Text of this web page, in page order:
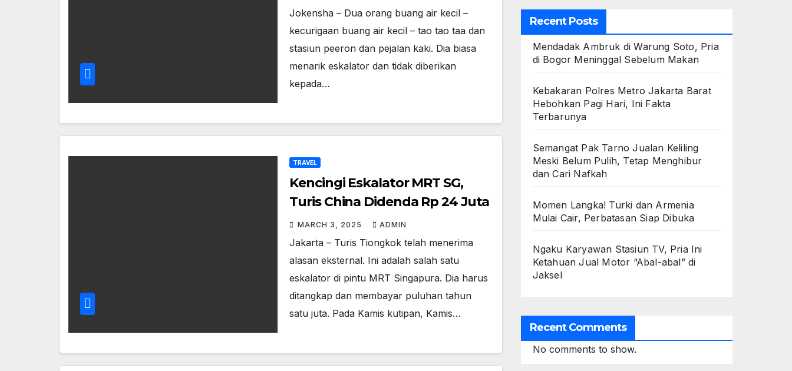
Jokensha – Dua orang buang air kecil –
kecurigaan buang air kecil – tao tao taa dan
stasiun peeron dan pejalan kaki. Dia biasa
menarik eskalator dan tidak diberikan
kepada…
TRAVEL
Kencingi Eskalator MRT SG,
Turis China Didenda Rp 24 Juta
MARCH 3, 2025 ADMIN
Jakarta – Turis Tiongkok telah menerima
alasan eksternal. Ini adalah salah satu
eskalator di pintu MRT Singapura. Dia harus
ditangkap dan membayar puluhan tahun
satu juta. Pada Kamis kutipan, Kamis…
Recent Posts
Mendadak Ambruk di Warung Soto, Pria
di Bogor Meninggal Sebelum Makan
Kebakaran Polres Metro Jakarta Barat
Hebohkan Pagi Hari, Ini Fakta
Terbarunya
Semangat Pak Tarno Jualan Keliling
Meski Belum Pulih, Tetap Menghibur
dan Cari Nafkah
Momen Langka! Turki dan Armenia
Mulai Cair, Perbatasan Siap Dibuka
Ngaku Karyawan Stasiun TV, Pria Ini
Ketahuan Jual Motor “Abal-abal” di
Jaksel
Recent Comments
No comments to show.